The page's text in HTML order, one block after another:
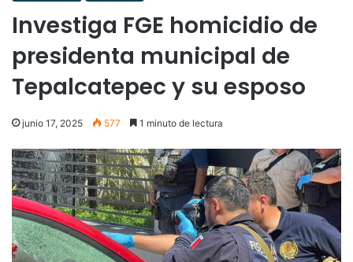
Investiga FGE homicidio de
presidenta municipal de
Tepalcatepec y su esposo
junio 17, 2025 577 1 minuto de lectura